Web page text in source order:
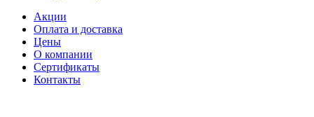
Акции
Оплата и доставка
Цены
О компании
Сертификаты
Контакты